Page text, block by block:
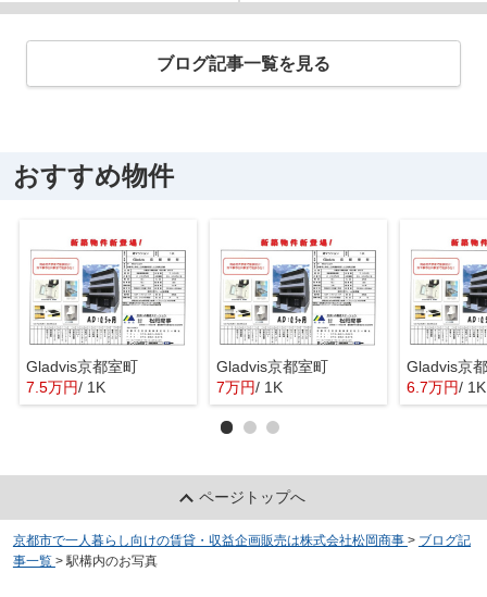
ブログ記事一覧を見る
おすすめ物件
Gladvis京都室町
7.5万円/ 1K
Gladvis京都室町
7万円/ 1K
Gladvis京
6.7万円/ 1K
ページトップへ
京都市で一人暮らし向けの賃貸・収益企画販売は株式会社松岡商事 > ブログ記
事一覧 > 駅構内のお写真